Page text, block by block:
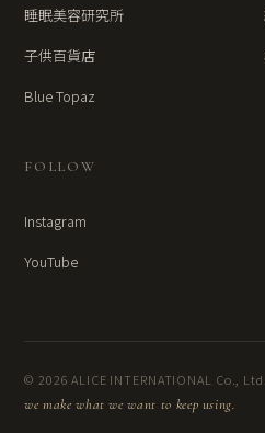
睡眠美容研究所
子供百貨店
Blue Topaz
FOLLOW
Instagram
YouTube
© 2026 ALICE INTERNATIONAL Co.,
we make what we want to keep using.